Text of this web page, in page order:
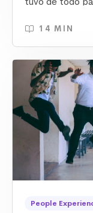
mucha14 MIN
People